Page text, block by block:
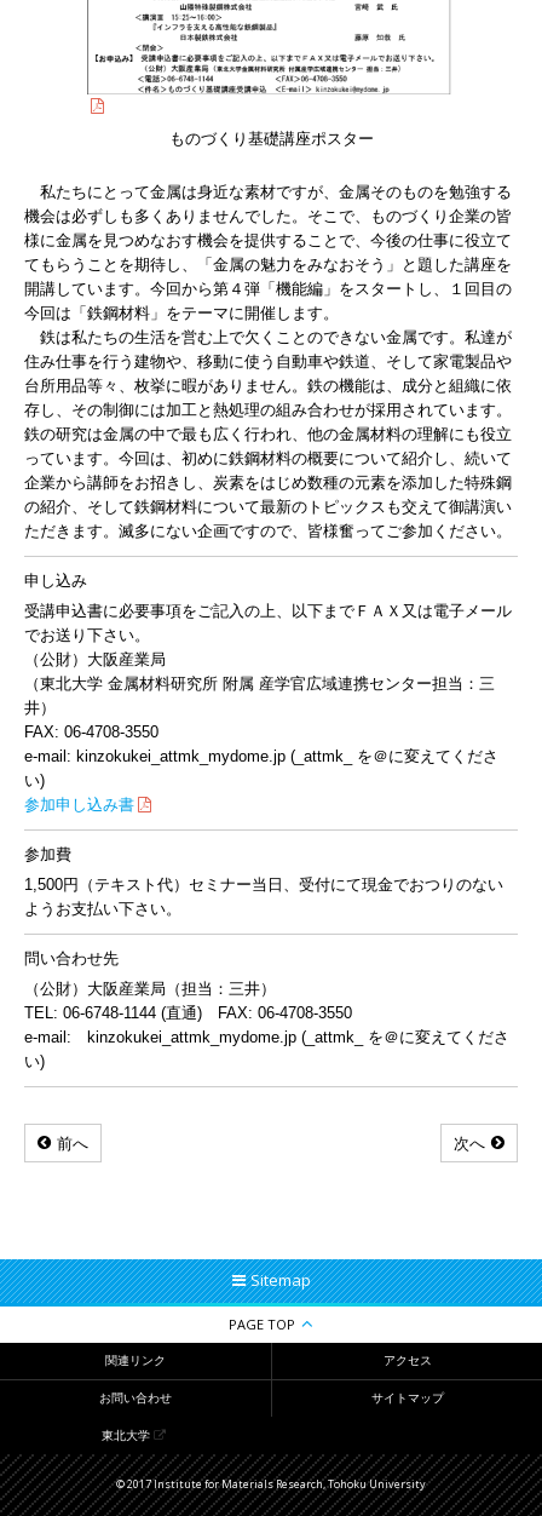
ものづくり基礎講座ポスター
私たちにとって金属は身近な素材ですが、金属そのものを勉強する
機会は必ずしも多くありませんでした。そこで、ものづくり企業の皆
様に金属を見つめなおす機会を提供することで、今後の仕事に役立て
てもらうことを期待し、「金属の魅力をみなおそう」と題した講座を
開講しています。今回から第４弾「機能編」をスタートし、１回目の
今回は「鉄鋼材料」をテーマに開催します。
鉄は私たちの生活を営む上で欠くことのできない金属です。私達が
住み仕事を行う建物や、移動に使う自動車や鉄道、そして家電製品や
台所用品等々、枚挙に暇がありません。鉄の機能は、成分と組織に依
存し、その制御には加工と熱処理の組み合わせが採用されています。
鉄の研究は金属の中で最も広く行われ、他の金属材料の理解にも役立
っています。今回は、初めに鉄鋼材料の概要について紹介し、続いて
企業から講師をお招きし、炭素をはじめ数種の元素を添加した特殊鋼
の紹介、そして鉄鋼材料について最新のトピックスも交えて御講演い
ただきます。滅多にない企画ですので、皆様奮ってご参加ください。
申し込み
受講申込書に必要事項をご記入の上、以下までＦＡＸ又は電子メール
でお送り下さい。
（公財）大阪産業局
（東北大学 金属材料研究所 附属 産学官広域連携センター担当：三
井）
FAX: 06-4708-3550
e-mail: kinzokukei_attmk_mydome.jp (_attmk_ を＠に変えてくださ
い)
参加申し込み書
参加費
1,500円（テキスト代）セミナー当日、受付にて現金でおつりのない
ようお支払い下さい。
問い合わせ先
（公財）大阪産業局（担当：三井）
TEL: 06-6748-1144 (直通) FAX: 06-4708-3550
e-mail: kinzokukei_attmk_mydome.jp (_attmk_ を＠に変えてくださ
い)
前へ 次へ
Sitemap
PAGE TOP
関連リンク アクセス
お問い合わせ サイトマップ
東北大学
© 2017 Institute for Materials Research, Tohoku University